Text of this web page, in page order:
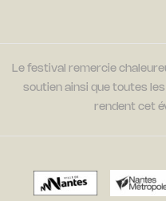
Le festival remercie
soutien ainsi que toutes les
rendent cet